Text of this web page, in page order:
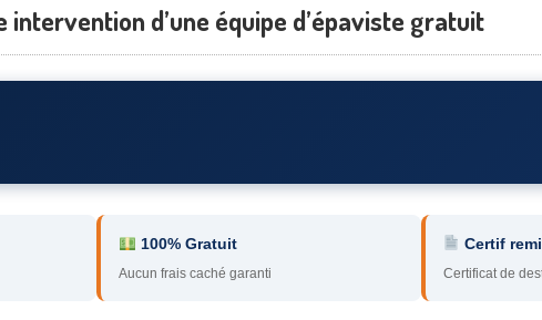
d’une équipe d’épaviste gratuit
100% Gratuit
Aucun frais caché garanti
Certif
Certificat de